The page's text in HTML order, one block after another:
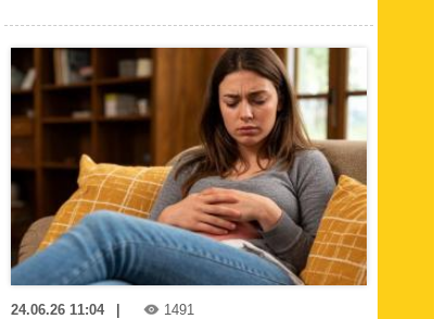
24.06.26 11:04 | 1491